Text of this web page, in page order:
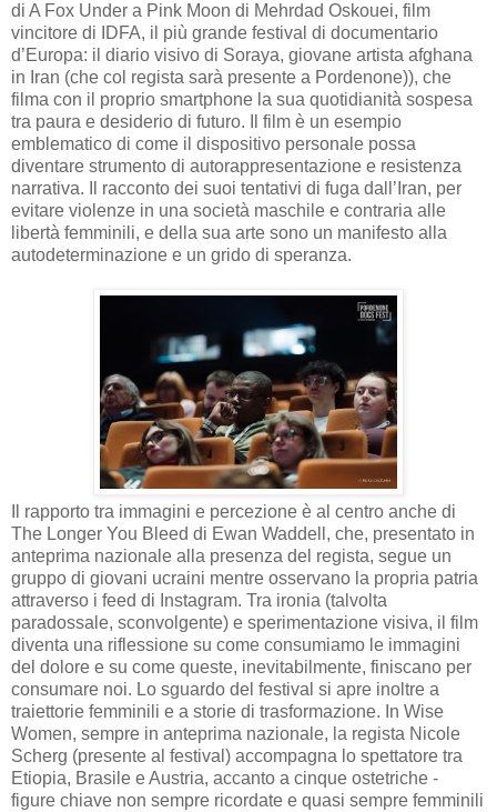
di A Fox Under a Pink Moon di Mehrdad Oskouei, film
vincitore di IDFA, il più grande festival di documentario
d’Europa: il diario visivo di Soraya, giovane artista afghana
in Iran (che col regista sarà presente a Pordenone)), che
filma con il proprio smartphone la sua quotidianità sospesa
tra paura e desiderio di futuro. Il film è un esempio
emblematico di come il dispositivo personale possa
diventare strumento di autorappresentazione e resistenza
narrativa. Il racconto dei suoi tentativi di fuga dall’Iran, per
evitare violenze in una società maschile e contraria alle
libertà femminili, e della sua arte sono un manifesto alla
autodeterminazione e un grido di speranza.
Il rapporto tra immagini e percezione è al centro anche di
The Longer You Bleed di Ewan Waddell, che, presentato in
anteprima nazionale alla presenza del regista, segue un
gruppo di giovani ucraini mentre osservano la propria patria
attraverso i feed di Instagram. Tra ironia (talvolta
paradossale, sconvolgente) e sperimentazione visiva, il film
diventa una riflessione su come consumiamo le immagini
del dolore e su come queste, inevitabilmente, finiscano per
consumare noi. Lo sguardo del festival si apre inoltre a
traiettorie femminili e a storie di trasformazione. In Wise
Women, sempre in anteprima nazionale, la regista Nicole
Scherg (presente al festival) accompagna lo spettatore tra
Etiopia, Brasile e Austria, accanto a cinque ostetriche -
figure chiave non sempre ricordate e quasi sempre femminili